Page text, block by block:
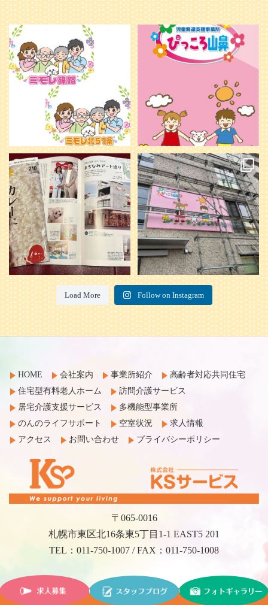
利用者様やご家族の皆さまに、親し
みや温かさが伝わるようなデザイン
を目指し、ミモレのイラストを新し
く作...
20 0
＼ 2026年6月1日 OPEN ／
...
25 0
本日発売のオトンvol.210号に掲載さ
れました！...
28 1
『ぴっころ山鼻』オープンに向けて
準備が着々と進んでいます。
皆さんお楽しみに〜
...
26 0
Load More Follow on Instagram
HOME 会社案内 事業所紹介
高齢者対応共同住宅
住宅型有料老人ホーム
訪問介護サービス
居宅介護支援サービス
多機能型事業所
のんのライフサポート
空室状況
求人情報
アクセス
お問い合わせ プライバシーポリシー
〒065-0016
札幌市東区北16条東5丁目1-1 EAST5 201
TEL：011-750-1007 / FAX：011-750-1008
©2017 KS Service